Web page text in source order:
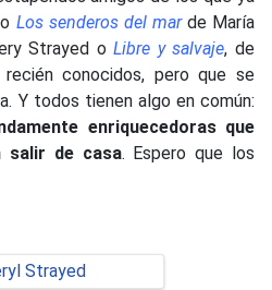
Los senderos del marde María
Strayed oLibre y salvaje, de
conocidos, pero que se
Y todos tienen algo en común:
enriquecedoras que
salir de casa. Espero que los